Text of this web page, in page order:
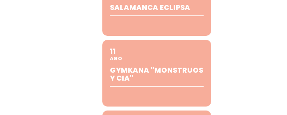
SALAMANCA ECLIPSA
11
AGO
GYMKANA "MONSTRUOS
Y CIA"